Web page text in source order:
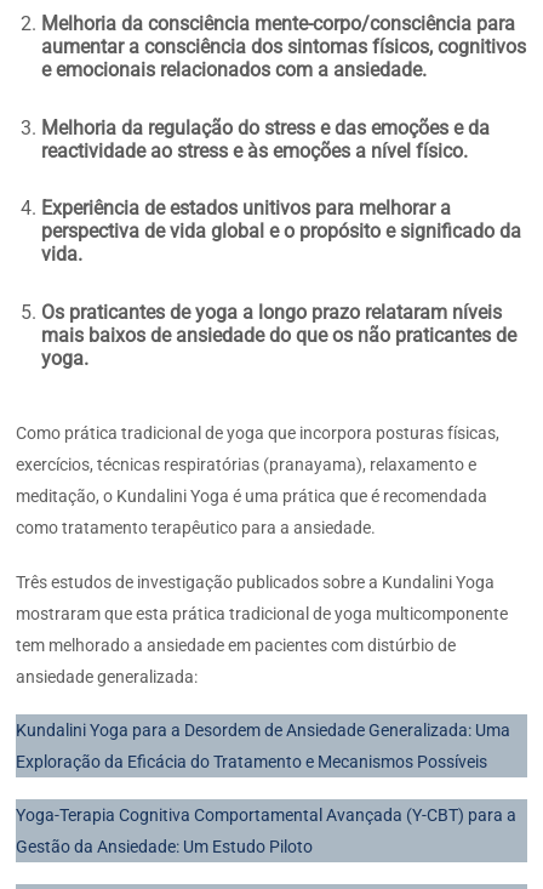
Melhoria da consciência mente-corpo/consciência para
aumentar a consciência dos sintomas físicos, cognitivos
e emocionais relacionados com a ansiedade.
Melhoria da regulação do stress e das emoções e da
reactividade ao stress e às emoções a nível físico.
Experiência de estados unitivos para melhorar a
perspectiva de vida global e o propósito e significado da
vida.
Os praticantes de yoga a longo prazo relataram níveis
mais baixos de ansiedade do que os não praticantes de
yoga.
Como prática tradicional de yoga que incorpora posturas físicas,
exercícios, técnicas respiratórias (pranayama), relaxamento e
meditação, o Kundalini Yoga é uma prática que é recomendada
como tratamento terapêutico para a ansiedade.
Três estudos de investigação publicados sobre a Kundalini Yoga
mostraram que esta prática tradicional de yoga multicomponente
tem melhorado a ansiedade em pacientes com distúrbio de
ansiedade generalizada:
Kundalini Yoga para a Desordem de Ansiedade Generalizada: Uma
Exploração da Eficácia do Tratamento e Mecanismos Possíveis
Yoga-Terapia Cognitiva Comportamental Avançada (Y-CBT) para a
Gestão da Ansiedade: Um Estudo Piloto